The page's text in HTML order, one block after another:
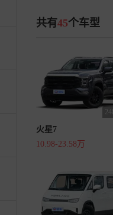
共有45个车型
火星7
10.98-23.58万